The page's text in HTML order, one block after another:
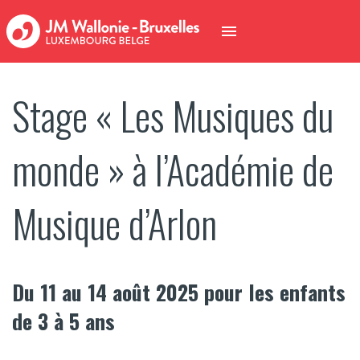
Stage « Les Musiques du
monde » à l’Académie de
Musique d’Arlon
Du 11 au 14 août 2025 pour les enfants
de 3 à 5 ans